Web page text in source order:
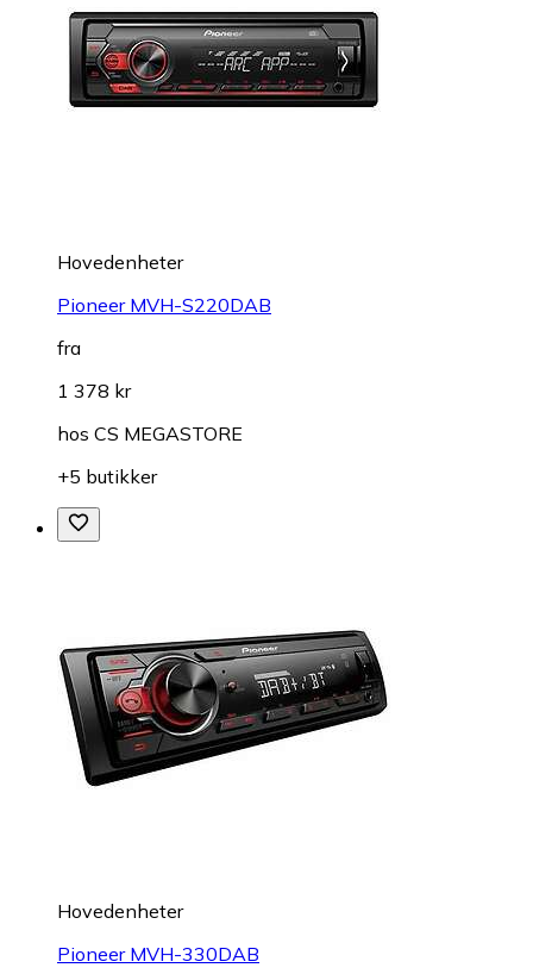
Hovedenheter
Pioneer MVH-S220DAB
fra
1 378 kr
hos CS MEGASTORE
+5 butikker
Hovedenheter
Pioneer MVH-330DAB